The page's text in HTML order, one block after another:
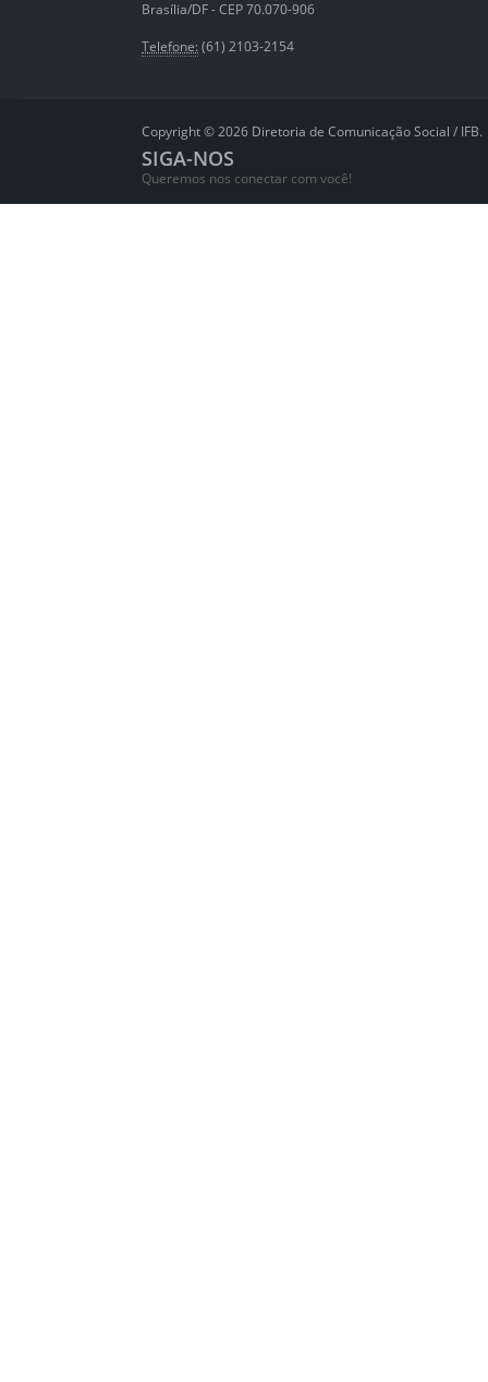
Brasília/DF - CEP 70.070-906
Telefone: (61) 2103-2154
Copyright © 2026 Diretoria de Comunicação Social / IFB.
SIGA-NOS
Queremos nos conectar com você!